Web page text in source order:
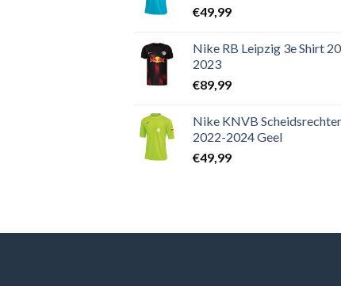
€49,99
Nike RB Leipzig 3e Shirt
2023
€89,99
Nike KNVB
2022-2024 Geel
€49,99